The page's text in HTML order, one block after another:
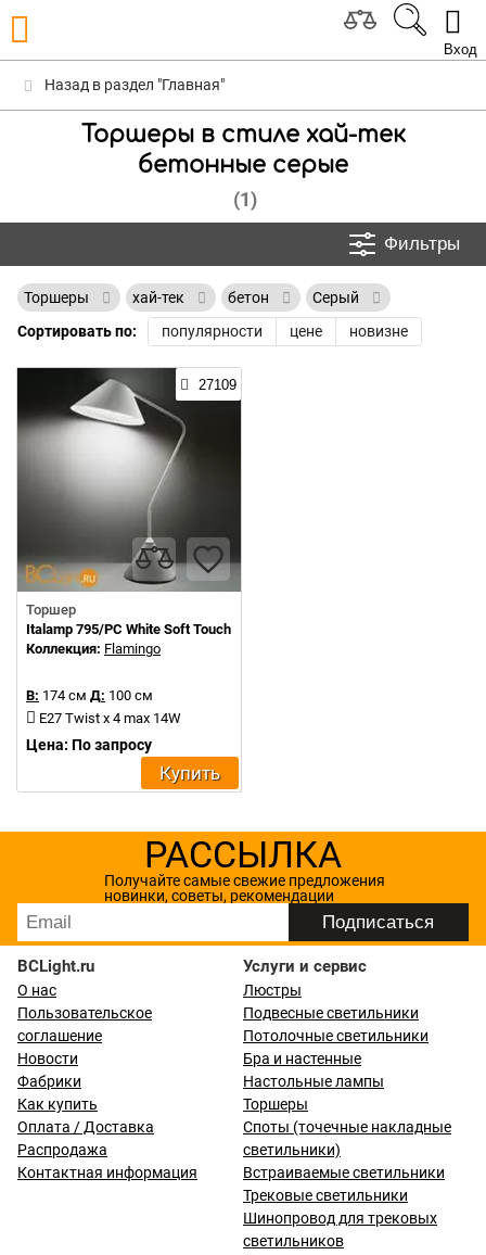
Вход
Назад в раздел "Главная"
Торшеры в стиле хай-тек
бетонные серые
(1)
Фильтры
Торшеры хай-тек бетон
Серый
Сортировать по:
популярности цене новизне
27109
Торшер
Italamp 795/PC White Soft Touch
Коллекция: Flamingo
В: 174 см Д: 100 см
E27 Twist x 4 max 14W
Цена: По запросу
Купить
РАССЫЛКА
Получайте самые свежие предложения
новинки, советы, рекомендации
BCLight.ru
О нас
Пользовательское
соглашение
Новости
Фабрики
Как купить
Оплата / Доставка
Распродажа
Контактная информация
Услуги и сервис
Люстры
Подвесные светильники
Потолочные светильники
Бра и настенные
Настольные лампы
Торшеры
Споты (точечные накладные
светильники)
Встраиваемые светильники
Трековые светильники
Шинопровод для трековых
светильников